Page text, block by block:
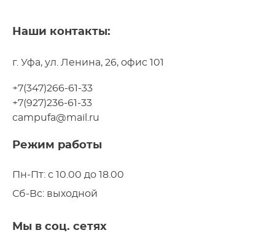
Наши контакты:
г. Уфа, ул. Ленина, 26, офис 101
+7(347)266-61-33
+7(927)236-61-33
campufa@mail.ru
Режим работы
Пн-Пт: с 10.00 до 18.00
Сб-Вс: выходной
Мы в соц. сетях